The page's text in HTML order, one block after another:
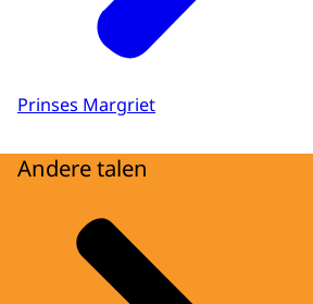
Prinses Margriet
Andere talen